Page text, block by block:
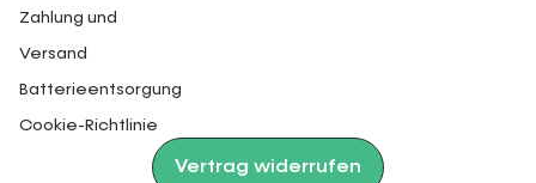
Zahlung und
Versand
Batterieentsorgung
Cookie-Richtlinie
Vertrag widerrufen